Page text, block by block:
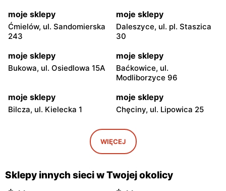
moje sklepy
Ćmielów, ul. Sandomierska
243
moje sklepy
Daleszyce, ul. pl. Staszica
30
moje sklepy
Bukowa, ul. Osiedlowa 15A
moje sklepy
Baćkowice, ul.
Modliborzyce 96
moje sklepy
Bilcza, ul. Kielecka 1
moje sklepy
Chęciny, ul. Lipowica 25
Iwaniska, ul. Ujazdowska 5
moje sklepy
Bogoria, ul. Rynek 30
Gorzyce, ul. Szkolna 44 Grębów, ul. Wydrza 180
WIĘCEJ
Sklepy innych sieci w Twojej okolicy